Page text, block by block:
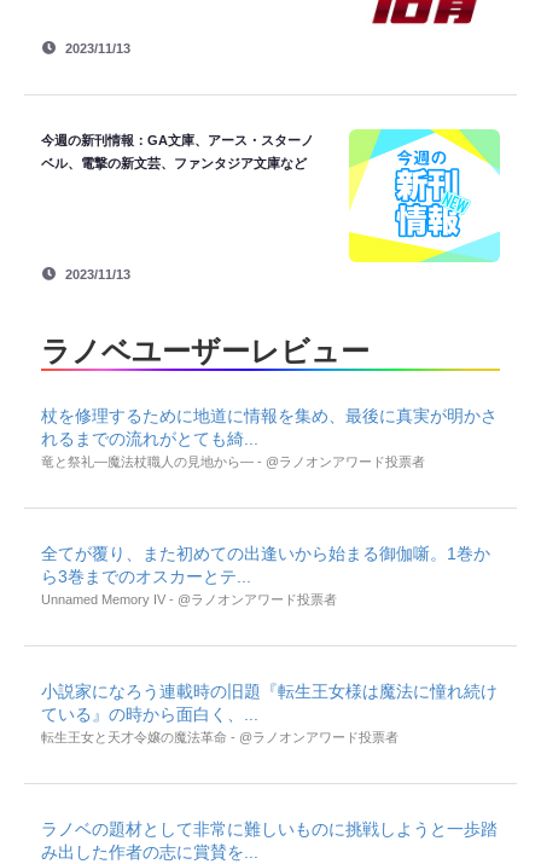
2023/11/13
今週の新刊情報：GA文庫、アース・スターノ
ベル、電撃の新文芸、ファンタジア文庫など
2023/11/13
ラノベユーザーレビュー
杖を修理するために地道に情報を集め、最後に真実が明かさ
れるまでの流れがとても綺...
竜と祭礼―魔法杖職人の見地から― - @ラノオンアワード投票者
全てが覆り、また初めての出逢いから始まる御伽噺。1巻か
ら3巻までのオスカーとテ...
Unnamed Memory IV - @ラノオンアワード投票者
小説家になろう連載時の旧題『転生王女様は魔法に憧れ続け
ている』の時から面白く、...
転生王女と天才令嬢の魔法革命 - @ラノオンアワード投票者
ラノベの題材として非常に難しいものに挑戦しようと一歩踏
み出した作者の志に賞賛を...